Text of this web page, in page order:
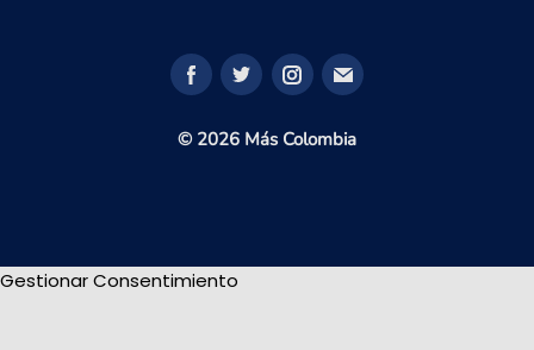
© 2026 Más Colombia
Gestionar Consentimiento